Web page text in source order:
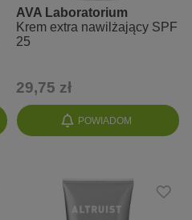
POWIADOM
AVA Laboratorium
Krem extra nawilżający SPF
25
29,75 zł